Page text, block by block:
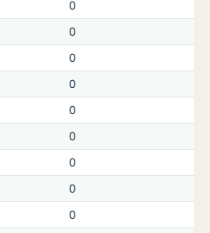
0
0
0
0
0
0
0
0
0